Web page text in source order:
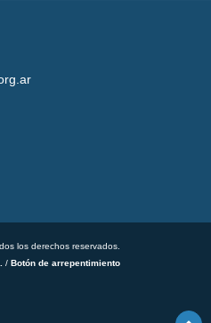
los derechos reservados.
/ Botón de arrepentimiento